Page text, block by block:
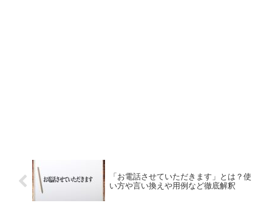
「お電話させていただきます」とは？使
い方や言い換えや用例など徹底解釈